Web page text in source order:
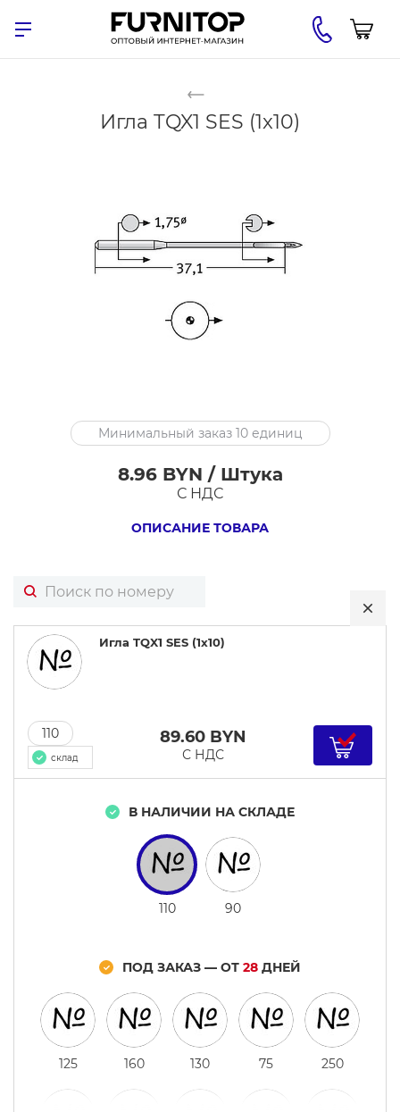
Игла TQX1 SES (1x10)
Игла
TQX1
Минимальный заказ 10 единиц
8.96 BYN / Штука
С НДС
ОПИСАНИЕ ТОВАРА
Игла TQX1 SES (1x10)
110
склад
89.60 BYN
С НДС
В НАЛИЧИИ НА СКЛАДЕ
110 90
ПОД ЗАКАЗ — ОТ 28 ДНЕЙ
125 160 130 75 250